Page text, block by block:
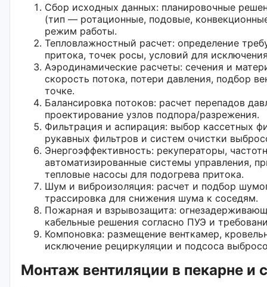
Сбор исходных данных: планировочные
(тип — ротационные, подовые,
режим работы.
Тепловлажностный расчет: определение
притока, точек росы, условий для
Аэродинамические расчеты: сечения и
скорость потока, потери давления, подбор
точке.
Балансировка потоков: расчет перепадов
проектирование узлов подпора/разрежения.
Фильтрация и аспирация: выбор кассетных
рукавных фильтров и систем очистки
Энергоэффективность: рекуператоры,
автоматизированные системы управления,
тепловые насосы для подогрева притока.
Шум и виброизоляция: расчет и подбор
трассировка для снижения шума к соседям.
Пожарная и взрывозащита:
кабельные решения согласно ПУЭ и
Компоновка: размещение венткамер,
исключение рециркуляции и подсоса
Монтаж вентиляции в пекарне и